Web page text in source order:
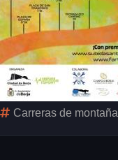
Carreras de montaña